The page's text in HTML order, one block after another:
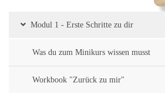
Modul 1 - Erste Schritte zu dir
Was du zum Minikurs wissen musst
Workbook "Zurück zu mir"